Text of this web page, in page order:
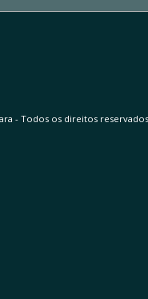
- Todos os direitos reservados.